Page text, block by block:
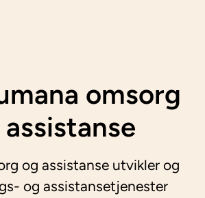
omsorg
og assistanse utvikler og
og assistansetjenester